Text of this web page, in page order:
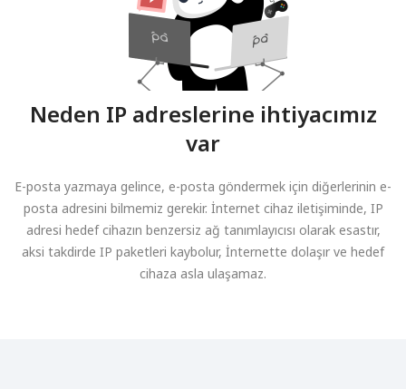
Neden IP adreslerine ihtiyacımız
var
E-posta yazmaya gelince, e-posta göndermek için diğerlerinin e-
posta adresini bilmemiz gerekir. İnternet cihaz iletişiminde, IP
adresi hedef cihazın benzersiz ağ tanımlayıcısı olarak esastır,
aksi takdirde IP paketleri kaybolur, İnternette dolaşır ve hedef
cihaza asla ulaşamaz.